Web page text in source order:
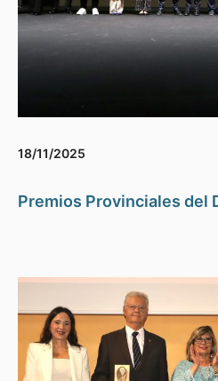
18/11/2025
Premios Provinciales del